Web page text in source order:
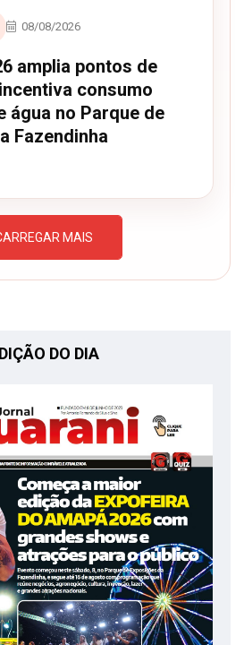
08/08/2026
amplia pontos de
consumo
água no Parque de
Fazendinha
MAIS
DO DIA